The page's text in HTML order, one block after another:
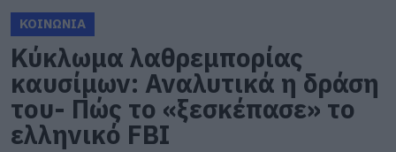
ΚΟΙΝΩΝΙΑ
Κύκλωμα λαθρεμπορίας
καυσίμων: Αναλυτικά η δράση
του- Πώς το «ξεσκέπασε» το
ελληνικό FBI